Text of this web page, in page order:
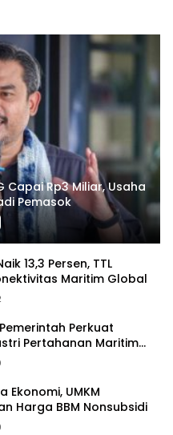
Capai Rp3 Miliar, Usaha
Pemasok
13,3 Persen, TTL
Maritim Global
Perkuat
Pertahanan Maritim
Ekonomi, UMKM
Harga BBM Nonsubsidi